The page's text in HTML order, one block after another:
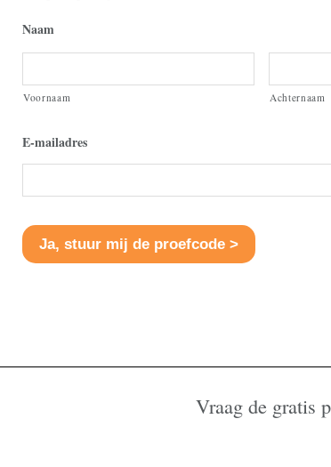
Naam
Voornaam Achternaam
E-mailadres
Vraag de gratis